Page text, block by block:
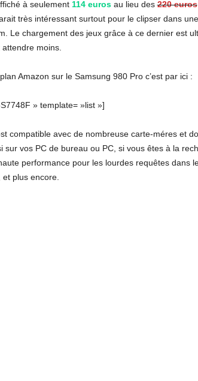
à seulement 114 eurosau lieu des220 euros
très intéressant surtout pour le clipser dans
Le chargement des jeux grâce à ce dernier est
moins.
Amazon sur le Samsung 980 Pro c’est par ici :
» template= »list »]
compatible avec de nombreuse carte-méres et
sur vos PC de bureau ou PC, si vous êtes à la
performance pour les lourdes requêtes dans
et plus encore.